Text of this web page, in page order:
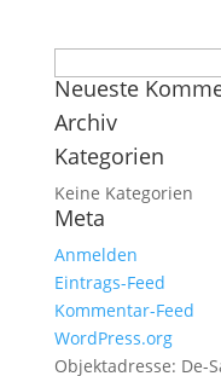
nach:
Neueste
Archiv
Kategorien
Keine Kategorien
Meta
Anmelden
Eintrags-Feed
Kommentar-Feed
WordPress.org
Objektadresse: De-